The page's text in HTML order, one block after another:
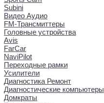
Subini
Видео Аудио
FM-Трансмиттеры
Головные устройства
Avis
FarCar
NaviPilot
Переходные рамки
Усилители
Диагностика Ремонт
Диагностические компьютеры
Домкраты